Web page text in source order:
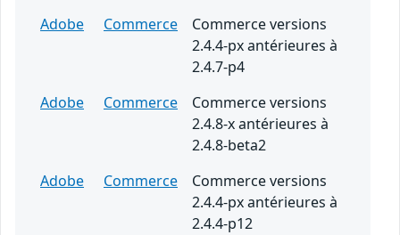
Adobe
Commerce
Commerce versions
2.4.4-px antérieures à
2.4.7-p4
Adobe
Commerce
Commerce versions
2.4.8-x antérieures à
2.4.8-beta2
Adobe
Commerce
Commerce versions
2.4.4-px antérieures à
2.4.4-p12